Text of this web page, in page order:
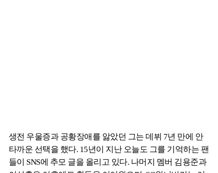
생전 우울증과 공황장애를 앓았던 그는 데뷔 7년 만에 안
타까운 선택을 했다. 15년이 지난 오늘도 그를 기억하는 팬
들이 SNS에 추모 글을 올리고 있다. 나머지 멤버 김용준과